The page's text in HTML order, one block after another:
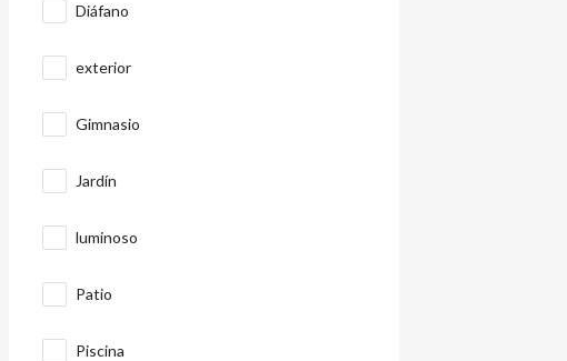
Diáfano
exterior
Gimnasio
Jardín
luminoso
Patio
Piscina